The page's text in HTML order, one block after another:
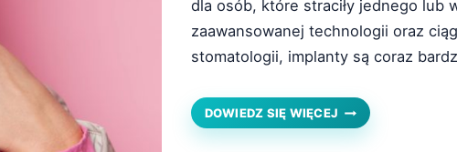
dla osób, które straciły jednego lub
zaawansowanej technologii oraz
stomatologii, implanty są coraz
zalety oraz jak wygląda proces ich
zębowe? Definicja i skład…
DOWIEDZ SIĘ WIĘCEJ IMPLANTY
ZĘBÓW